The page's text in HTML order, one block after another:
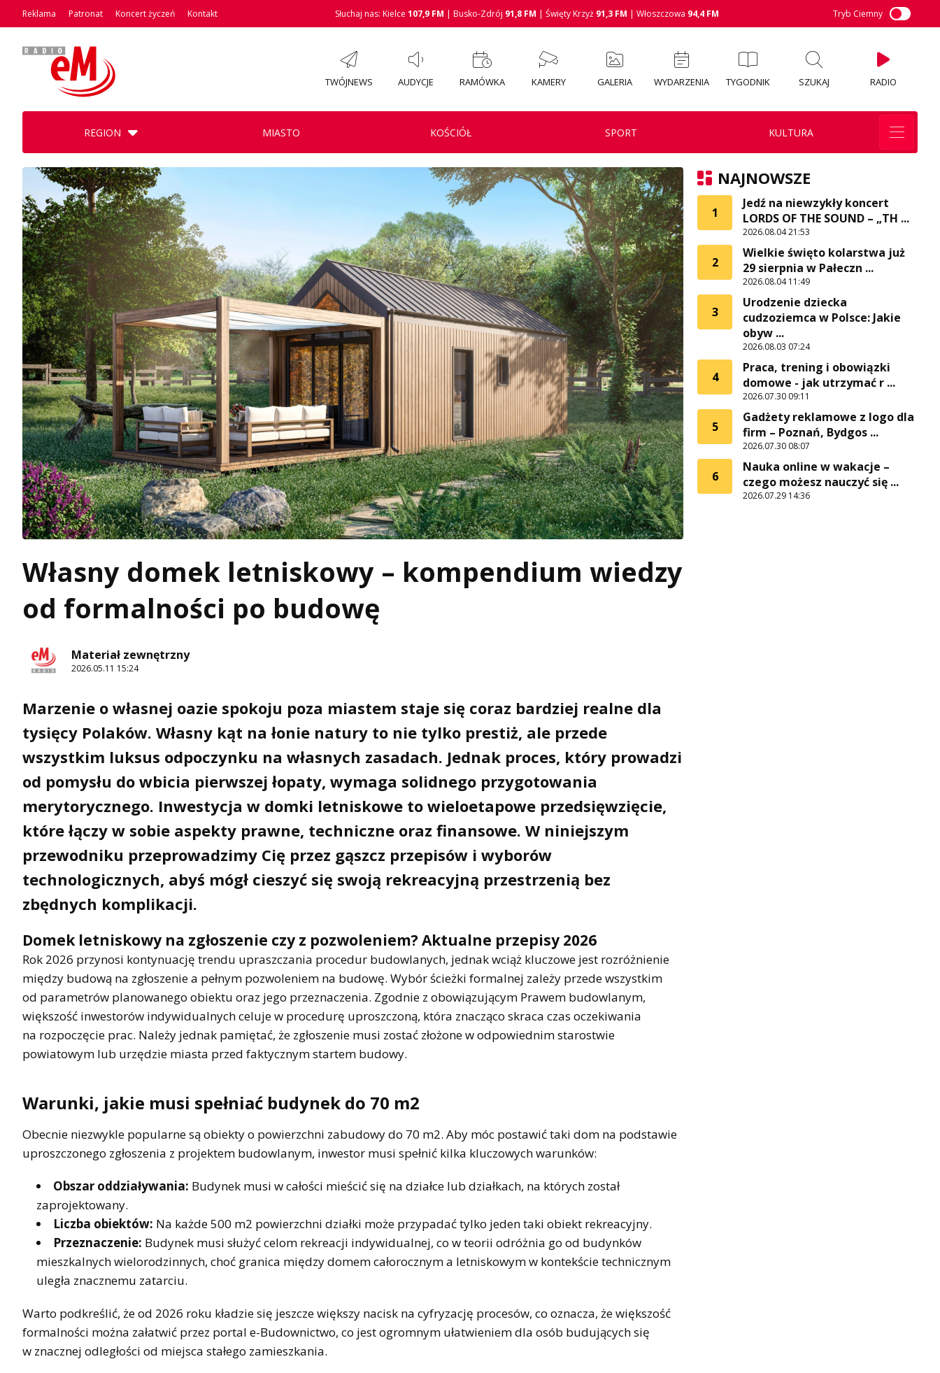
Reklama Patronat Koncert życzeń Kontakt Słuchaj nas: Kielce 107,9 FM | Busko-Zdrój 91,8 FM | Święty Krzyż 91,3 FM | Włoszczowa 94,4 FM Tryb Ciemny
TWÓJNEWS AUDYCJE RAMÓWKA KAMERY GALERIA WYDARZENIA TYGODNIK SZUKAJ RADIO
REGION MIASTO KOŚCIÓŁ SPORT KULTURA
Własny domek letniskowy – kompendium wiedzy
od formalności po budowę
Materiał zewnętrzny
2026.05.11 15:24
Marzenie o własnej oazie spokoju poza miastem staje się coraz bardziej realne dla
tysięcy Polaków. Własny kąt na łonie natury to nie tylko prestiż, ale przede
wszystkim luksus odpoczynku na własnych zasadach. Jednak proces, który prowadzi
od pomysłu do wbicia pierwszej łopaty, wymaga solidnego przygotowania
merytorycznego. Inwestycja w domki letniskowe to wieloetapowe przedsięwzięcie,
które łączy w sobie aspekty prawne, techniczne oraz finansowe. W niniejszym
przewodniku przeprowadzimy Cię przez gąszcz przepisów i wyborów
technologicznych, abyś mógł cieszyć się swoją rekreacyjną przestrzenią bez
zbędnych komplikacji.
Domek letniskowy na zgłoszenie czy z pozwoleniem? Aktualne przepisy 2026
Rok 2026 przynosi kontynuację trendu upraszczania procedur budowlanych, jednak wciąż kluczowe jest rozróżnienie
między budową na zgłoszenie a pełnym pozwoleniem na budowę. Wybór ścieżki formalnej zależy przede wszystkim
od parametrów planowanego obiektu oraz jego przeznaczenia. Zgodnie z obowiązującym Prawem budowlanym,
większość inwestorów indywidualnych celuje w procedurę uproszczoną, która znacząco skraca czas oczekiwania
na rozpoczęcie prac. Należy jednak pamiętać, że zgłoszenie musi zostać złożone w odpowiednim starostwie
powiatowym lub urzędzie miasta przed faktycznym startem budowy.
Warunki, jakie musi spełniać budynek do 70 m2
Obecnie niezwykle popularne są obiekty o powierzchni zabudowy do 70 m2. Aby móc postawić taki dom na podstawie
uproszczonego zgłoszenia z projektem budowlanym, inwestor musi spełnić kilka kluczowych warunków:
Obszar oddziaływania: Budynek musi w całości mieścić się na działce lub działkach, na których został
zaprojektowany.
Liczba obiektów: Na każde 500 m2 powierzchni działki może przypadać tylko jeden taki obiekt rekreacyjny.
Przeznaczenie: Budynek musi służyć celom rekreacji indywidualnej, co w teorii odróżnia go od budynków
mieszkalnych wielorodzinnych, choć granica między domem całorocznym a letniskowym w kontekście technicznym
uległa znacznemu zatarciu.
Warto podkreślić, że od 2026 roku kładzie się jeszcze większy nacisk na cyfryzację procesów, co oznacza, że większość
formalności można załatwić przez portal e-Budownictwo, co jest ogromnym ułatwieniem dla osób budujących się
w znacznej odległości od miejsca stałego zamieszkania.
NAJNOWSZE
1
Jedź na niewzykły koncert
LORDS OF THE SOUND – „TH ...
2026.08.04 21:53
2
Wielkie święto kolarstwa już
29 sierpnia w Pałeczn ...
2026.08.04 11:49
3
Urodzenie dziecka
cudzoziemca w Polsce: Jakie
obyw ...
2026.08.03 07:24
4
Praca, trening i obowiązki
domowe - jak utrzymać r ...
2026.07.30 09:11
5
Gadżety reklamowe z logo dla
firm – Poznań, Bydgos ...
2026.07.30 08:07
6
Nauka online w wakacje –
czego możesz nauczyć się ...
2026.07.29 14:36